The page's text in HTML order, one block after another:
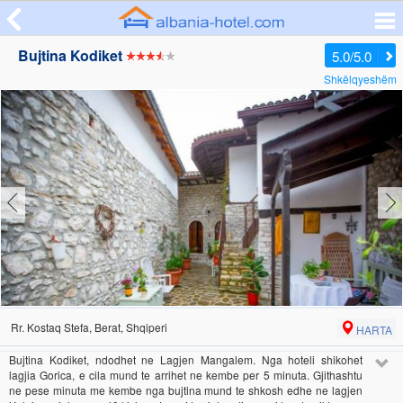
5.0/5.0
Shkëlqyeshëm
Bujtina Kodiket
Rr. Kostaq Stefa, Berat, Shqiperi
HARTA
Bujtina Kodiket, ndodhet ne Lagjen Mangalem. Nga hoteli shikohet
lagjia Gorica, e cila mund te arrihet ne kembe per 5 minuta. Gjithashtu
ne pese minuta me kembe nga bujtina mund te shkosh edhe ne lagjen